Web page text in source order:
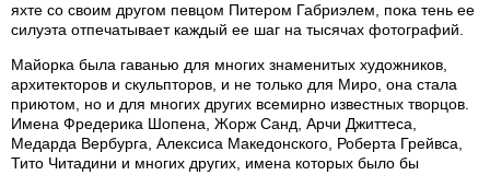
яхте со своим другом певцом Питером Габриэлем, пока тень ее
силуэта отпечатывает каждый ее шаг на тысячах фотографий.
Майорка была гаванью для многих знаменитых художников,
архитекторов и скульпторов, и не только для Миро, она стала
приютом, но и для многих других всемирно известных творцов.
Имена Фредерика Шопена, Жорж Санд, Арчи Джиттеса,
Медарда Вербурга, Алексиса Македонского, Роберта Грейвса,
Тито Читадини и многих других, имена которых было бы